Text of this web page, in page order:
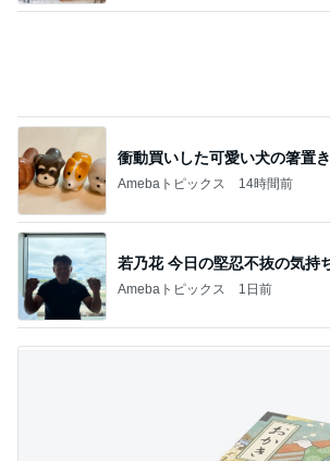
若乃花 今日の堅忍不抜の気持ち
Amebaトピックス 1日前